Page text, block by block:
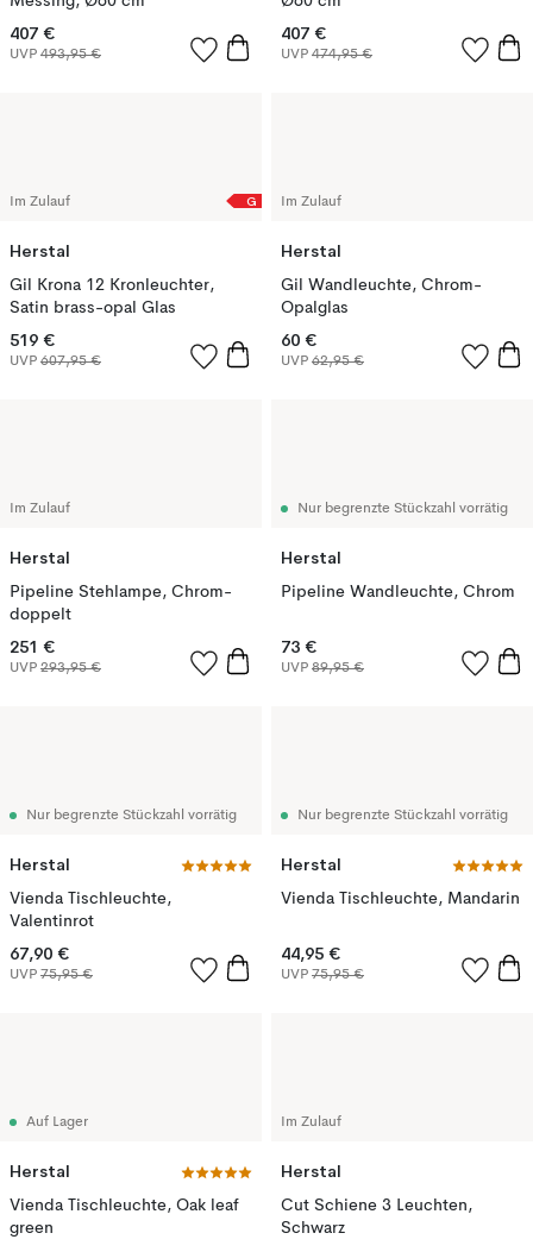
407 €
UVP 493,95 €
407 €
UVP 474,95 €
G
Im Zulauf
Herstal
Gil Krona 12 Kronleuchter,
Satin brass-opal Glas
519 €
UVP 607,95 €
Im Zulauf
Herstal
Gil Wandleuchte, Chrom-
Opalglas
60 €
UVP 62,95 €
Im Zulauf
Herstal
Pipeline Stehlampe, Chrom-
doppelt
251 €
UVP 293,95 €
Nur begrenzte Stückzahl vorrätig
Herstal
Pipeline Wandleuchte, Chrom
73 €
UVP 89,95 €
Nur begrenzte Stückzahl vorrätig
Herstal
Vienda Tischleuchte,
Valentinrot
67,90 €
UVP 75,95 €
Nur begrenzte Stückzahl vorrätig
Herstal
Vienda Tischleuchte, Mandarin
44,95 €
UVP 75,95 €
Auf Lager
Herstal
Vienda Tischleuchte, Oak leaf
green
Im Zulauf
Herstal
Cut Schiene 3 Leuchten,
Schwarz